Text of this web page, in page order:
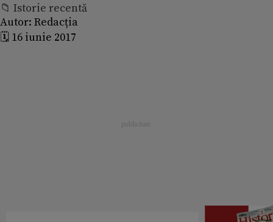
📁 Istorie recentă
Autor: Redacția
🗓️ 16 iunie 2017